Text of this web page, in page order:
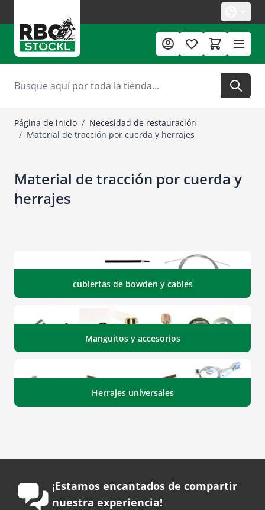
Buscar
Página de inicio / Necesidad de restauración
/ Material de tracción por cuerda y herrajes
Material de tracción por cuerda y
herrajes
cubiertas de bowden y cables
Manguitos y accesorios
Herrajes universales
¡Estamos encantados de compartir
nuestra experiencia!